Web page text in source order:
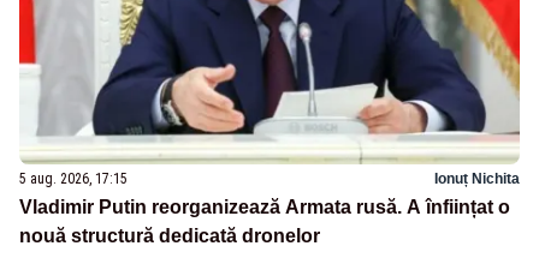
5 aug. 2026, 17:15 Ionuț Nichita
Vladimir Putin reorganizează Armata rusă. A înființat o
nouă structură dedicată dronelor